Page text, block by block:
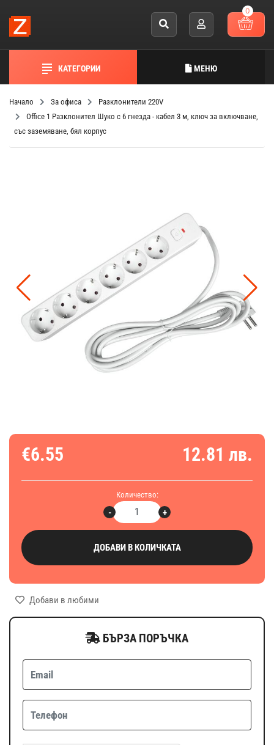
0
КАТЕГОРИИ МЕНЮ
Начало За офиса
Разклонители 220V
Office 1 Разклонител Шуко с 6 гнезда - кабел 3 м, ключ за включване,
със заземяване, бял корпус
€6.55 12.81 лв.
Количество:
+
-
ДОБАВИ В КОЛИЧКАТА
Добави в любими
БЪРЗА ПОРЪЧКА